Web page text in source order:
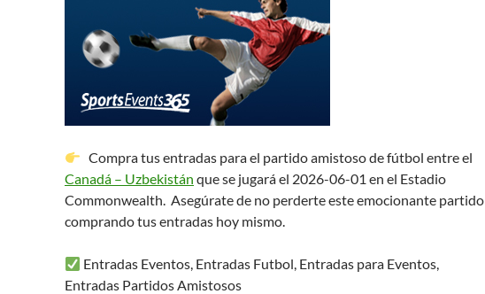
Compra tus entradas para el partido amistoso de fútbol entre el
Canadá – Uzbekistán que se jugará el 2026-06-01 en el Estadio
Commonwealth. Asegúrate de no perderte este emocionante partido
comprando tus entradas hoy mismo.
Entradas Eventos, Entradas Futbol, Entradas para Eventos,
Entradas Partidos Amistosos